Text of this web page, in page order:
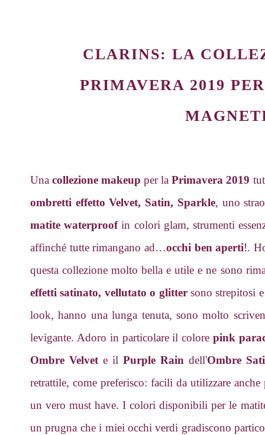
CLARINS: LA
PRIMAVERA 2019
Unacollezione makeup per laPrimavera 2019
ombretti effetto Velvet, Satin, Sparkle, uno
matite waterproofin colori glam, strumenti
affinché tutte rimangano ad…occhi ben aperti!.
questa collezione molto bella e utile e ne sono
effetti satinato, vellutato o glittersono strepitosi
look, hanno una lunga tenuta, sono molto
levigante. Adoro in particolare il colorepink
Ombre Velvet e il Purple Rain dell'Ombre
retrattile, come preferisco: facili da utilizzare
un vero must have. I colori disponibili per le
un prugna che i miei occhi verdi gradiscono